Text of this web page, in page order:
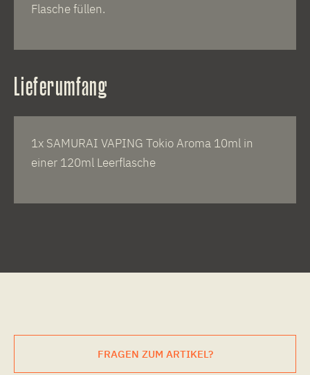
Flasche füllen.
Lieferumfang
1x SAMURAI VAPING Tokio Aroma 10ml in
einer 120ml Leerflasche
FRAGEN ZUM ARTIKEL?